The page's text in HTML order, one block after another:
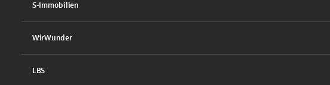
S-Immobilien
WirWunder
LBS